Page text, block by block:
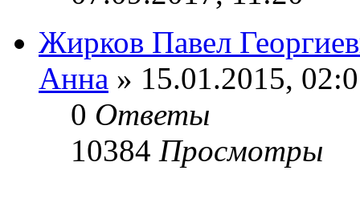
Жирков Павел
Анна » 15.01.2015,
0 Ответы
10384 Просмотры